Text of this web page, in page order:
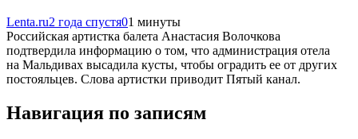
Lenta.ru2 года спустя01 минуты
Российская артистка балета Анастасия Волочкова
подтвердила информацию о том, что администрация отела
на Мальдивах высадила кусты, чтобы оградить ее от других
постояльцев. Слова артистки приводит Пятый канал.
Навигация по записям